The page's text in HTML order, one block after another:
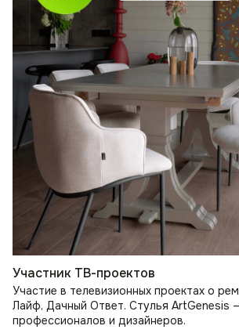
Участник ТВ-проектов
Участие в телевизионных проектах о
Лайф, Дачный Ответ. Стулья ArtGenesis
профессионалов и дизайнеров.